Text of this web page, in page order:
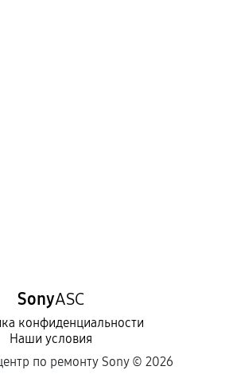
SonyASC
конфиденциальности
Наши условия
по ремонту Sony © 2026